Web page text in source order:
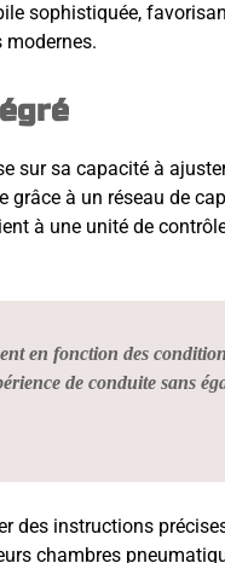
sophistiquée,
sur sa capacité à
à un réseau de
à une unité de
en fonction des
de conduite sans
des instructions
chambres